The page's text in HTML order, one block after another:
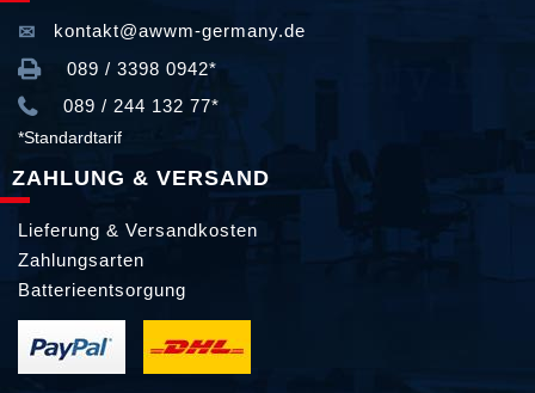
kontakt@awwm-germany.de
089 / 3398 0942*
089 / 244 132 77*
*Standardtarif
ZAHLUNG & VERSAND
Lieferung & Versandkosten
Zahlungsarten
Batterieentsorgung